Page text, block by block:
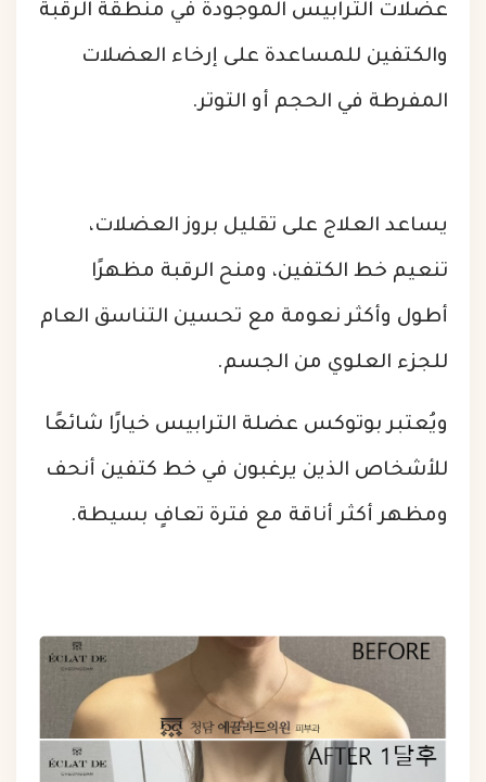
عضلات الترابيس الموجودة في منطقة الرقبة
والكتفين للمساعدة على إرخاء العضلات
المفرطة في الحجم أو التوتر.
يساعد العلاج على تقليل بروز العضلات،
تنعيم خط الكتفين، ومنح الرقبة مظهرًا
أطول وأكثر نعومة مع تحسين التناسق العام
للجزء العلوي من الجسم.
ويُعتبر بوتوكس عضلة الترابيس خيارًا شائعًا
للأشخاص الذين يرغبون في خط كتفين أنحف
ومظهر أكثر أناقة مع فترة تعافٍ بسيطة.